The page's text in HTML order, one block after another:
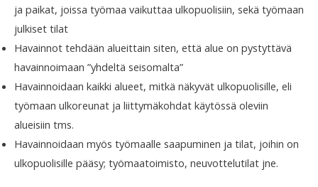
ja paikat, joissa työmaa vaikuttaa ulkopuolisiin, sekä työmaan
julkiset tilat
Havainnot tehdään alueittain siten, että alue on pystyttävä
havainnoimaan ”yhdeltä seisomalta”
Havainnoidaan kaikki alueet, mitkä näkyvät ulkopuolisille, eli
työmaan ulkoreunat ja liittymäkohdat käytössä oleviin
alueisiin tms.
Havainnoidaan myös työmaalle saapuminen ja tilat, joihin on
ulkopuolisille pääsy; työmaatoimisto, neuvottelutilat jne.